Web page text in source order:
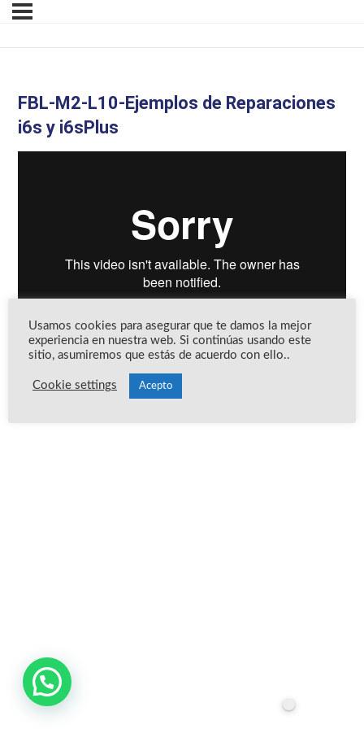
FBL-M2-L10-Ejemplos de Reparaciones
i6s y i6sPlus
Usamos cookies para asegurar que te damos la mejor
experiencia en nuestra web. Si continúas usando este
sitio, asumiremos que estás de acuerdo con ello..
Cookie settings Acepto